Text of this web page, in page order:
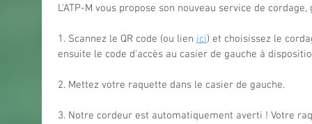
L'ATP-M vous propose son nouveau service de cordage,
1. Scannez le QR code (ou lien ici) et choisissez le
ensuite le code d'accès au casier de gauche à
2. Mettez votre raquette dans le casier de gauche.
3. Notre cordeur est automatiquement averti ! Votre